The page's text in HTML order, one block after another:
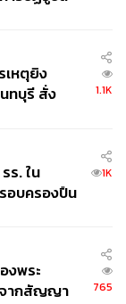
หตุยิง
ทบุรี สั่ง
1.1K
ร. ใน
อบครองปืน
1K
งพระ
จากสัญญา
765